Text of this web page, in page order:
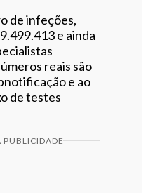
de infeções,
e ainda
reais são
e ao
de testes
PUBLICIDADE